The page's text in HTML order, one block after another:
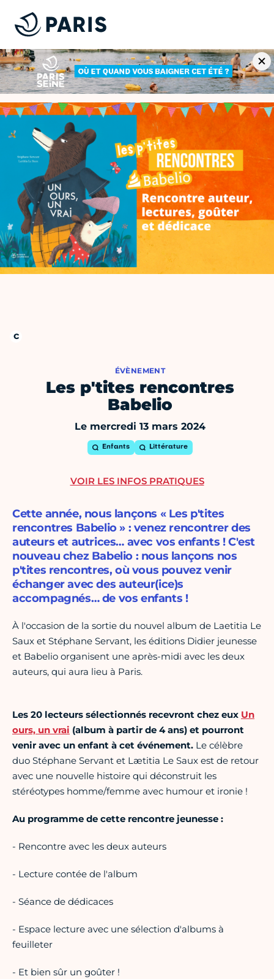
ÉVÈNEMENT
Les p'tites rencontres
Babelio
Le mercredi 13 mars 2024
Enfants Littérature
Cette année, nous lançons « Les p'tites
rencontres Babelio » : venez rencontrer des
auteurs et autrices… avec vos enfants ! C'est
nouveau chez Babelio : nous lançons nos
p'tites rencontres, où vous pouvez venir
échanger avec des auteur(ice)s
accompagnés… de vos enfants !
À l'occasion de la sortie du nouvel album de Laetitia Le
Saux et Stéphane Servant, les éditions Didier jeunesse
et Babelio organisent une après-midi avec les deux
auteurs, qui aura lieu à Paris.
Les 20 lecteurs sélectionnés recevront chez eux Un
ours, un vrai (album à partir de 4 ans) et pourront
venir avec un enfant à cet événement. Le célèbre
duo Stéphane Servant et Lætitia Le Saux est de retour
avec une nouvelle histoire qui déconstruit les
stéréotypes homme/femme avec humour et ironie !
Au programme de cette rencontre jeunesse :
- Rencontre avec les deux auteurs
- Lecture contée de l'album
- Séance de dédicaces
- Espace lecture avec une sélection d'albums à
feuilleter
- Et bien sûr un goûter !
VOIR LES INFOS PRATIQUES